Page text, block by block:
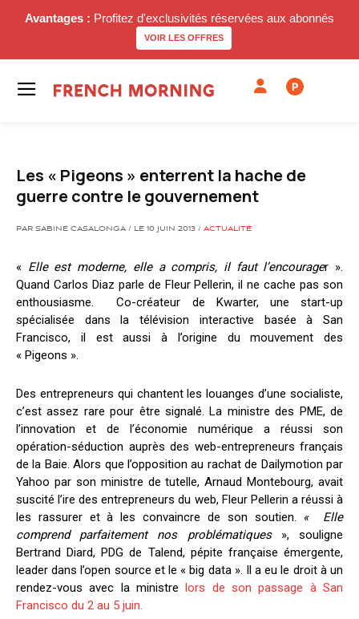
Avantages : Profitez d'exclusivités réservées aux abonnés
VOIR LES OFFRES
P
Les « Pigeons » enterrent la hache de
guerre contre le gouvernement
PAR SABINE CASALONGA / LE 10 JUIN 2013 / ACTUALITÉ
« Elle est moderne, elle a compris, il faut l’encourager ».
Quand Carlos Diaz parle de Fleur Pellerin, il ne cache pas son
enthousiasme. Co-créateur de Kwarter, une start-up
spécialisée dans la télévision interactive basée à San
Francisco, il est aussi à l’origine du mouvement des
« Pigeons ».
Des entrepreneurs qui chantent les louanges d’une socialiste,
c’est assez rare pour être signalé. La ministre des PME, de
l’innovation et de l’économie numérique a réussi son
opération-séduction auprès des web-entrepreneurs français
de la Baie. Alors que l’opposition au rachat de Dailymotion par
Yahoo par son ministre de tutelle, Arnaud Montebourg, avait
suscité l’ire des entrepreneurs du web, Fleur Pellerin a réussi à
les rassurer et à les convaincre de son soutien. « Elle
comprend parfaitement nos problématiques », souligne
Bertrand Diard, PDG de Talend, pépite française émergente,
leader dans l’open source et le « big data ». Il a eu le droit à un
rendez-vous avec la ministrelors de son passage à San
Francisco du 2 au 5 juin.